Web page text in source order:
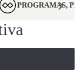
PROGRAMAS,